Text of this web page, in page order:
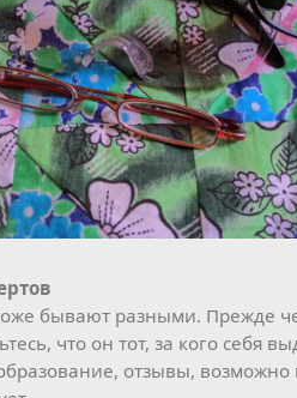
бывают разными. Прежде
что он тот, за кого себя
отзывы, возможно